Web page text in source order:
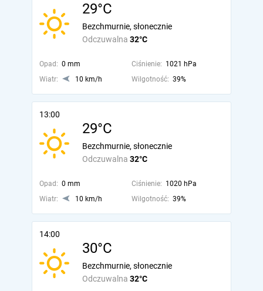
29°C
Odczuwalna 32°C
Bezchmurnie, słonecznie
Opad: 0 mm Ciśnienie: 1021 hPa
Wiatr:
10 km/h Wilgotność: 39%
13:00
29°C
Odczuwalna 32°C
Bezchmurnie, słonecznie
Opad: 0 mm Ciśnienie: 1020 hPa
Wiatr:
10 km/h Wilgotność: 39%
14:00
30°C
Odczuwalna 32°C
Bezchmurnie, słonecznie